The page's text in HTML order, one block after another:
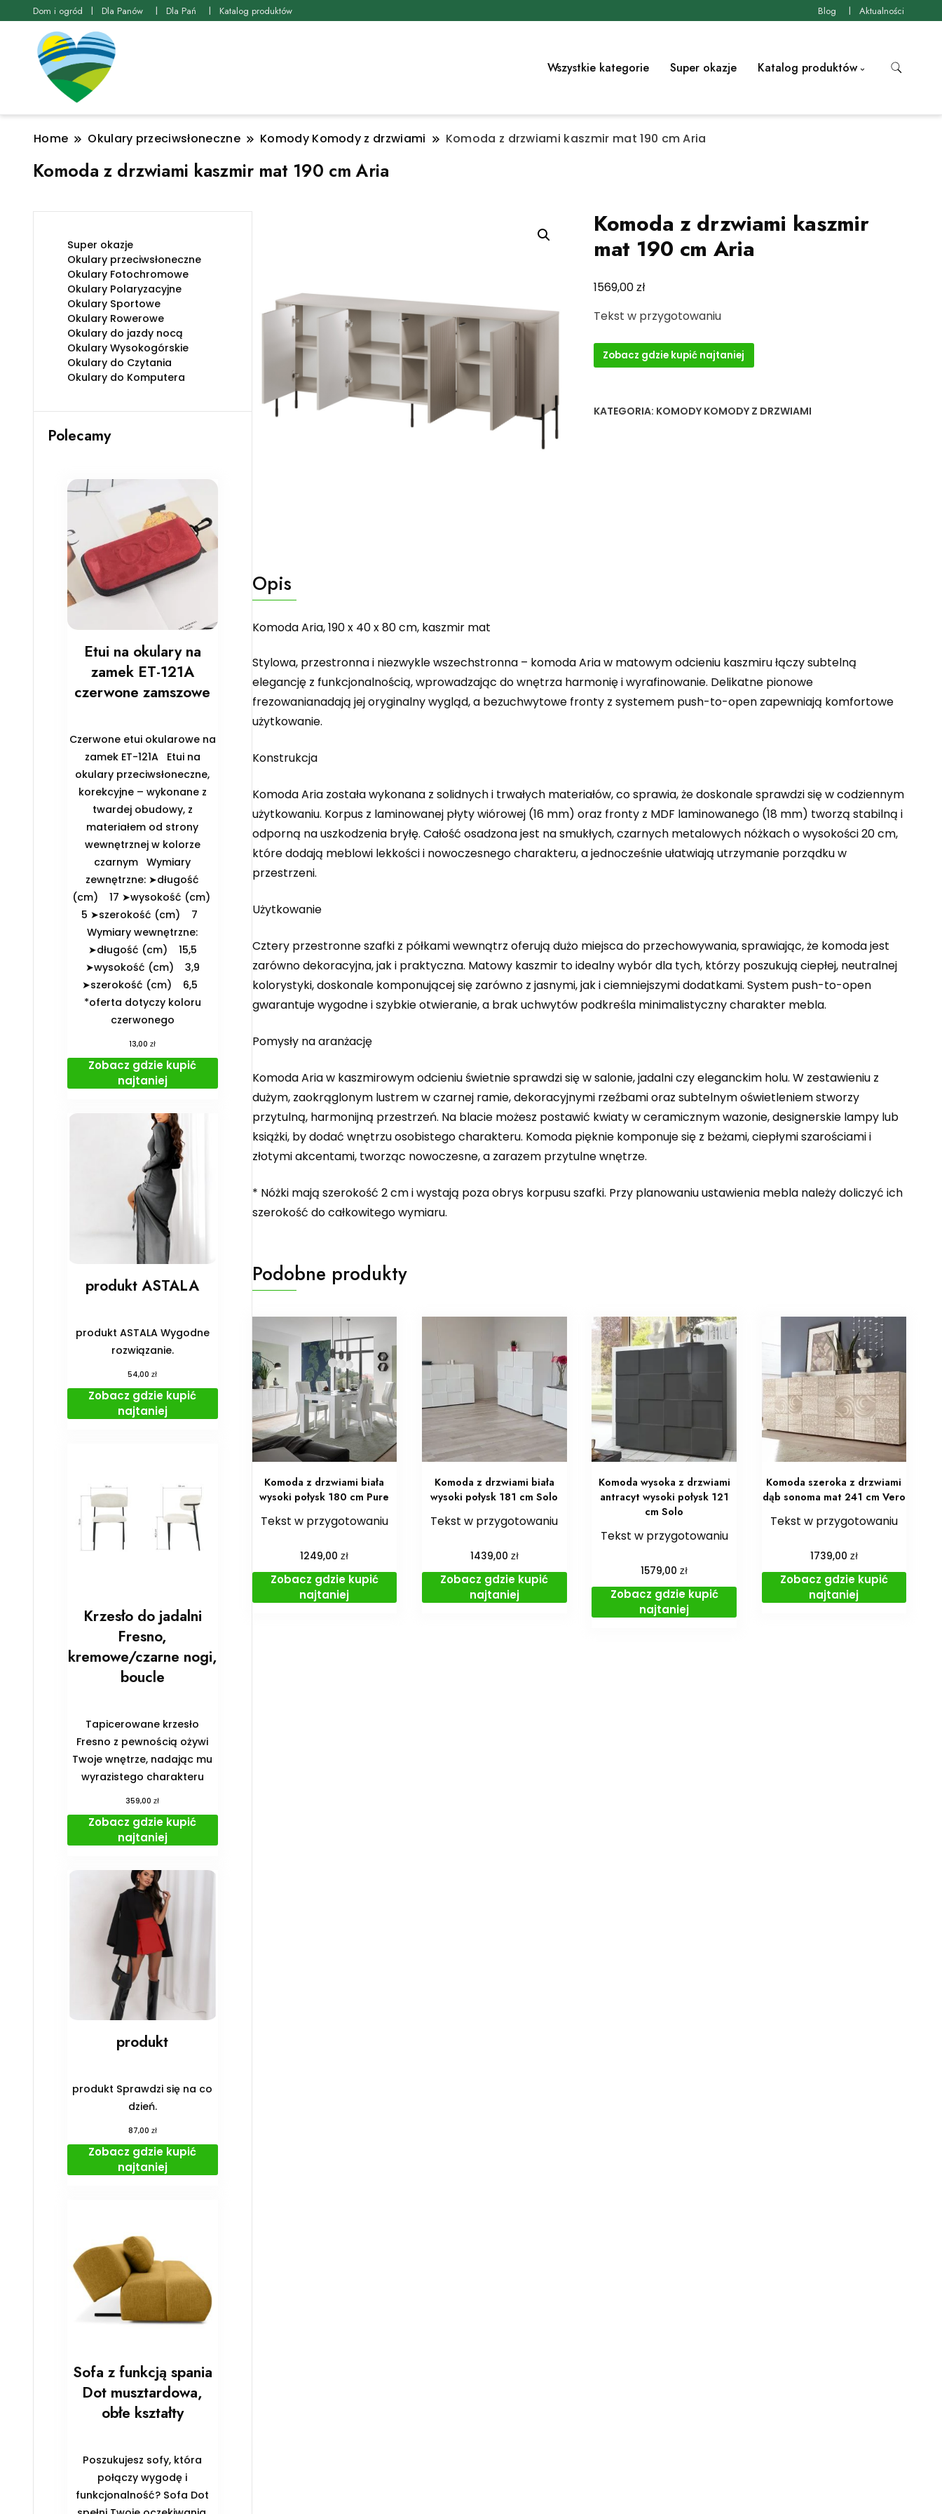
Dom i ogród Dla Panów Dla Pań Katalog produktów Blog Aktualności
Wszystkie kategorie Super okazje Katalog produktów
Home Okulary przeciwsłoneczne Komody Komody z drzwiami Komoda z drzwiami kaszmir mat 190 cm Aria
Komoda z drzwiami kaszmir mat 190 cm Aria
Komoda z drzwiami kaszmir
mat 190 cm Aria
1569,00zł
Tekst w przygotowaniu
Zobacz gdzie kupić najtaniej
KATEGORIA: KOMODY KOMODY Z DRZWIAMI
Opis
Komoda Aria, 190 x 40 x 80 cm, kaszmir mat
Stylowa, przestronna i niezwykle wszechstronna – komoda Aria w matowym odcieniu kaszmiru łączy subtelną
elegancję z funkcjonalnością, wprowadzając do wnętrza harmonię i wyrafinowanie. Delikatne pionowe
frezowanianadają jej oryginalny wygląd, a bezuchwytowe fronty z systemem push-to-open zapewniają komfortowe
użytkowanie.
Konstrukcja
Komoda Aria została wykonana z solidnych i trwałych materiałów, co sprawia, że doskonale sprawdzi się w codziennym
użytkowaniu. Korpus z laminowanej płyty wiórowej (16 mm) oraz fronty z MDF laminowanego (18 mm) tworzą stabilną i
odporną na uszkodzenia bryłę. Całość osadzona jest na smukłych, czarnych metalowych nóżkach o wysokości 20 cm,
które dodają meblowi lekkości i nowoczesnego charakteru, a jednocześnie ułatwiają utrzymanie porządku w
przestrzeni.
Użytkowanie
Cztery przestronne szafki z półkami wewnątrz oferują dużo miejsca do przechowywania, sprawiając, że komoda jest
zarówno dekoracyjna, jak i praktyczna. Matowy kaszmir to idealny wybór dla tych, którzy poszukują ciepłej, neutralnej
kolorystyki, doskonale komponującej się zarówno z jasnymi, jak i ciemniejszymi dodatkami. System push-to-open
gwarantuje wygodne i szybkie otwieranie, a brak uchwytów podkreśla minimalistyczny charakter mebla.
Pomysły na aranżację
Komoda Aria w kaszmirowym odcieniu świetnie sprawdzi się w salonie, jadalni czy eleganckim holu. W zestawieniu z
dużym, zaokrąglonym lustrem w czarnej ramie, dekoracyjnymi rzeźbami oraz subtelnym oświetleniem stworzy
przytulną, harmonijną przestrzeń. Na blacie możesz postawić kwiaty w ceramicznym wazonie, designerskie lampy lub
książki, by dodać wnętrzu osobistego charakteru. Komoda pięknie komponuje się z beżami, ciepłymi szarościami i
złotymi akcentami, tworząc nowoczesne, a zarazem przytulne wnętrze.
* Nóżki mają szerokość 2 cm i wystają poza obrys korpusu szafki. Przy planowaniu ustawienia mebla należy doliczyć ich
szerokość do całkowitego wymiaru.
Podobne produkty
Komoda z drzwiami biała
wysoki połysk 180 cm Pure
Tekst w przygotowaniu
1249,00zł
Zobacz gdzie kupić
najtaniej
Komoda z drzwiami biała
wysoki połysk 181 cm Solo
Tekst w przygotowaniu
1439,00 zł
Zobacz gdzie kupić
najtaniej
Komoda wysoka z drzwiami
antracyt wysoki połysk 121
cm Solo
Tekst w przygotowaniu
1579,00zł
Zobacz gdzie kupić
najtaniej
Komoda szeroka z drzwiami
dąb sonoma mat 241 cm Vero
Tekst w przygotowaniu
1739,00 zł
Zobacz gdzie kupić
najtaniej
Super okazje
Okulary przeciwsłoneczne
Okulary Fotochromowe
Okulary Polaryzacyjne
Okulary Sportowe
Okulary Rowerowe
Okulary do jazdy nocą
Okulary Wysokogórskie
Okulary do Czytania
Okulary do Komputera
Polecamy
Etui na okulary na
zamek ET-121A
czerwone zamszowe
Czerwone etui okularowe na
zamek ET-121A Etui na
okulary przeciwsłoneczne,
korekcyjne – wykonane z
twardej obudowy, z
materiałem od strony
wewnętrznej w kolorze
czarnym ️Wymiary
zewnętrzne: ➤długość
(cm) 17 ➤wysokość (cm)
5 ➤szerokość (cm) 7
️Wymiary wewnętrzne:
➤długość (cm) 15,5
➤wysokość (cm) 3,9
➤szerokość (cm) 6,5
*oferta dotyczy koloru
czerwonego
13,00zł
Zobacz gdzie kupić
najtaniej
produkt ASTALA
produkt ASTALA Wygodne
rozwiązanie.
54,00zł
Zobacz gdzie kupić
najtaniej
Krzesło do jadalni
Fresno,
kremowe/czarne nogi,
boucle
Tapicerowane krzesło
Fresno z pewnością ożywi
Twoje wnętrze, nadając mu
wyrazistego charakteru
359,00zł
Zobacz gdzie kupić
najtaniej
produkt
produkt Sprawdzi się na co
dzień.
87,00 zł
Zobacz gdzie kupić
najtaniej
Sofa z funkcją spania
Dot musztardowa,
obłe kształty
Poszukujesz sofy, która
połączy wygodę i
funkcjonalność? Sofa Dot